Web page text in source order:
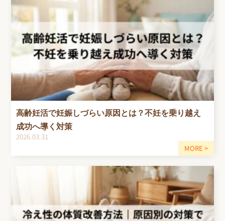
高齢妊活で妊娠しづらい原因とは？不妊を乗り越え
成功へ導く対策
2026.03.31